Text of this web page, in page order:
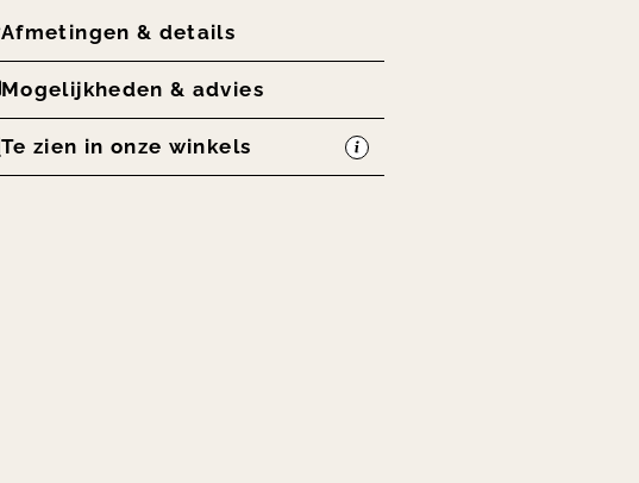
Afmetingen & details
Mogelijkheden & advies
Te zien in onze winkels